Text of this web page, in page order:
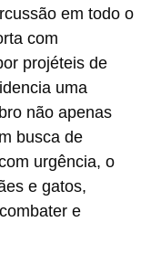
em todo o
com
projéteis de
uma
não apenas
busca de
urgência, o
e gatos,
e